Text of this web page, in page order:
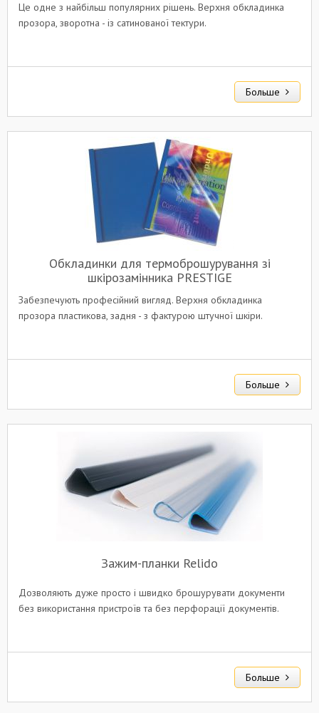
Це одне з найбільш популярних рішень. Верхня обкладинка
прозора, зворотна - із сатинованої тектури.
Больше
Обкладинки для термоброшурування зі
шкірозамінника PRESTIGE
Забезпечують професійний вигляд. Верхня обкладинка
прозора пластикова, задня - з фактурою штучної шкіри.
Больше
Зажим-планки Relido
Дозволяють дуже просто і швидко брошурувати документи
без використання пристроїв та без перфорації документів.
Больше